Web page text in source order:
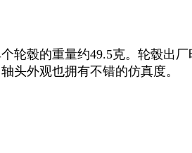
轮毂的重量约49.5克。轮毂出
头外观也拥有不错的仿真度。